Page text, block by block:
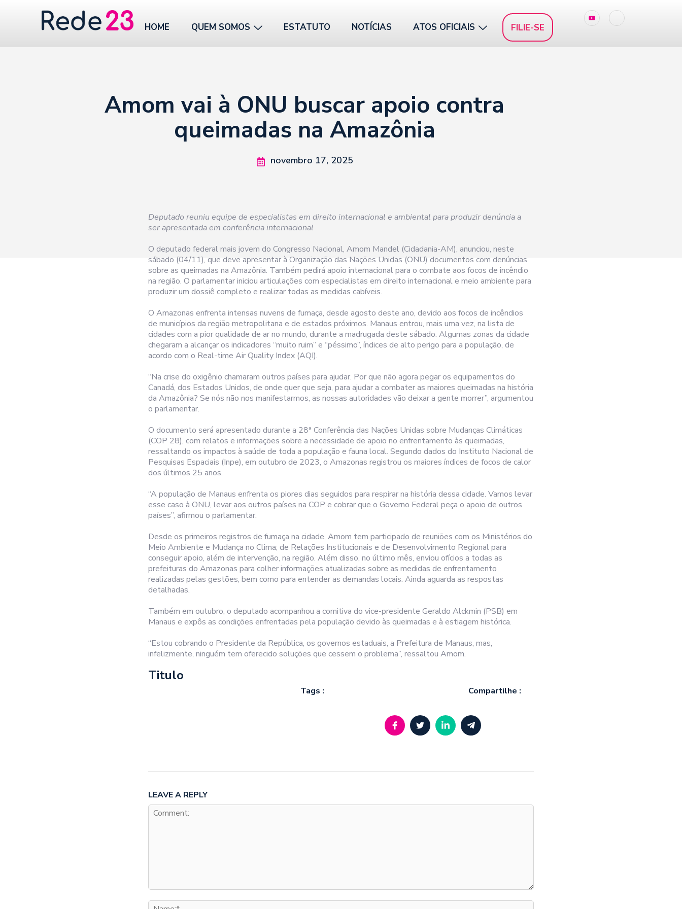
HOME QUEM SOMOS ESTATUTO NOTÍCIAS ATOS OFICIAIS FILIE-SE
Amom vai à ONU buscar apoio contra
queimadas na Amazônia
novembro 17, 2025
Deputado reuniu equipe de especialistas em direito internacional e ambiental para produzir denúncia a
ser apresentada em conferência internacional
O deputado federal mais jovem do Congresso Nacional, Amom Mandel (Cidadania-AM), anunciou, neste
sábado (04/11), que deve apresentar à Organização das Nações Unidas (ONU) documentos com denúncias
sobre as queimadas na Amazônia. Também pedirá apoio internacional para o combate aos focos de incêndio
na região. O parlamentar iniciou articulações com especialistas em direito internacional e meio ambiente para
produzir um dossiê completo e realizar todas as medidas cabíveis.
O Amazonas enfrenta intensas nuvens de fumaça, desde agosto deste ano, devido aos focos de incêndios
de municípios da região metropolitana e de estados próximos. Manaus entrou, mais uma vez, na lista de
cidades com a pior qualidade de ar no mundo, durante a madrugada deste sábado. Algumas zonas da cidade
chegaram a alcançar os indicadores “muito ruim” e “péssimo”, índices de alto perigo para a população, de
acordo com o Real-time Air Quality Index (AQI).
“Na crise do oxigênio chamaram outros países para ajudar. Por que não agora pegar os equipamentos do
Canadá, dos Estados Unidos, de onde quer que seja, para ajudar a combater as maiores queimadas na história
da Amazônia? Se nós não nos manifestarmos, as nossas autoridades vão deixar a gente morrer”, argumentou
o parlamentar.
O documento será apresentado durante a 28ª Conferência das Nações Unidas sobre Mudanças Climáticas
(COP 28), com relatos e informações sobre a necessidade de apoio no enfrentamento às queimadas,
ressaltando os impactos à saúde de toda a população e fauna local. Segundo dados do Instituto Nacional de
Pesquisas Espaciais (Inpe), em outubro de 2023, o Amazonas registrou os maiores índices de focos de calor
dos últimos 25 anos.
“A população de Manaus enfrenta os piores dias seguidos para respirar na história dessa cidade. Vamos levar
esse caso à ONU, levar aos outros países na COP e cobrar que o Governo Federal peça o apoio de outros
países”, afirmou o parlamentar.
Desde os primeiros registros de fumaça na cidade, Amom tem participado de reuniões com os Ministérios do
Meio Ambiente e Mudança no Clima; de Relações Institucionais e de Desenvolvimento Regional para
conseguir apoio, além de intervenção, na região. Além disso, no último mês, enviou ofícios a todas as
prefeituras do Amazonas para colher informações atualizadas sobre as medidas de enfrentamento
realizadas pelas gestões, bem como para entender as demandas locais. Ainda aguarda as respostas
detalhadas.
Também em outubro, o deputado acompanhou a comitiva do vice-presidente Geraldo Alckmin (PSB) em
Manaus e expôs as condições enfrentadas pela população devido às queimadas e à estiagem histórica.
“Estou cobrando o Presidente da República, os governos estaduais, a Prefeitura de Manaus, mas,
infelizmente, ninguém tem oferecido soluções que cessem o problema”, ressaltou Amom.
Titulo
Tags : Compartilhe :
LEAVE A REPLY